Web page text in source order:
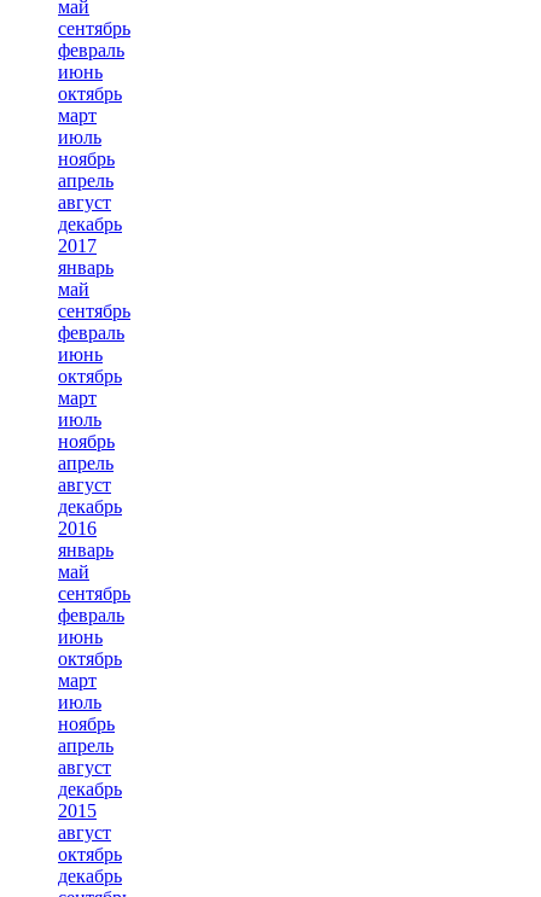
май
сентябрь
февраль
июнь
октябрь
март
июль
ноябрь
апрель
август
декабрь
2017
январь
май
сентябрь
февраль
июнь
октябрь
март
июль
ноябрь
апрель
август
декабрь
2016
январь
май
сентябрь
февраль
июнь
октябрь
март
июль
ноябрь
апрель
август
декабрь
2015
август
октябрь
декабрь